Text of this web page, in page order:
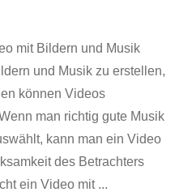
mit Bildern und Musik
und Musik zu erstellen,
können Videos
man richtig gute Musik
kann man ein Video
des Betrachters
ein Video mit ...